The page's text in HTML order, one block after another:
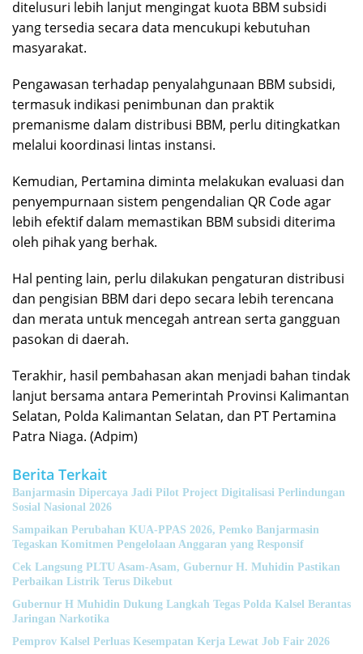
ditelusuri lebih lanjut mengingat kuota BBM subsidi
yang tersedia secara data mencukupi kebutuhan
masyarakat.
Pengawasan terhadap penyalahgunaan BBM subsidi,
termasuk indikasi penimbunan dan praktik
premanisme dalam distribusi BBM, perlu ditingkatkan
melalui koordinasi lintas instansi.
Kemudian, Pertamina diminta melakukan evaluasi dan
penyempurnaan sistem pengendalian QR Code agar
lebih efektif dalam memastikan BBM subsidi diterima
oleh pihak yang berhak.
Hal penting lain, perlu dilakukan pengaturan distribusi
dan pengisian BBM dari depo secara lebih terencana
dan merata untuk mencegah antrean serta gangguan
pasokan di daerah.
Terakhir, hasil pembahasan akan menjadi bahan tindak
lanjut bersama antara Pemerintah Provinsi Kalimantan
Selatan, Polda Kalimantan Selatan, dan PT Pertamina
Patra Niaga. (Adpim)
Berita Terkait
Banjarmasin Dipercaya Jadi Pilot Project Digitalisasi Perlindungan
Sosial Nasional 2026
Sampaikan Perubahan KUA-PPAS 2026, Pemko Banjarmasin
Tegaskan Komitmen Pengelolaan Anggaran yang Responsif
Cek Langsung PLTU Asam-Asam, Gubernur H. Muhidin Pastikan
Perbaikan Listrik Terus Dikebut
Gubernur H Muhidin Dukung Langkah Tegas Polda Kalsel Berantas
Jaringan Narkotika
Pemprov Kalsel Perluas Kesempatan Kerja Lewat Job Fair 2026